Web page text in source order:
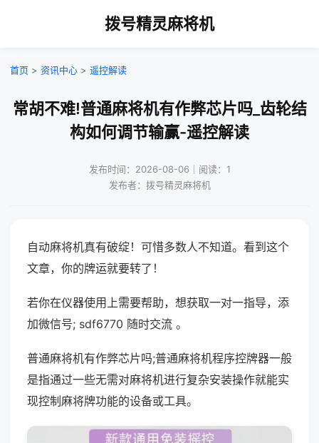
拨号精灵麻将机
首页 > 资讯中心 > 遥控解读
常胡不难!普通麻将机有作弊芯片吗_齿轮结
构如何调节输赢-遥控解读
发布时间：2026-08-06｜阅读：1
发布者：拨号精灵麻将机
自动麻将机真有破绽！可惜多数人不知道。看到这个
文章，你的牌运就要转了！
若你在仪器使用上需要帮助，想获取一对一指导，添
加微信号; sdf6770 随时交流 。
普通麻将机有作弊芯片吗;普通麻将机程序控牌器一般
是指通过一些无需对麻将机进行复杂安装操作就能实
现控制麻将牌功能的设备或工具。